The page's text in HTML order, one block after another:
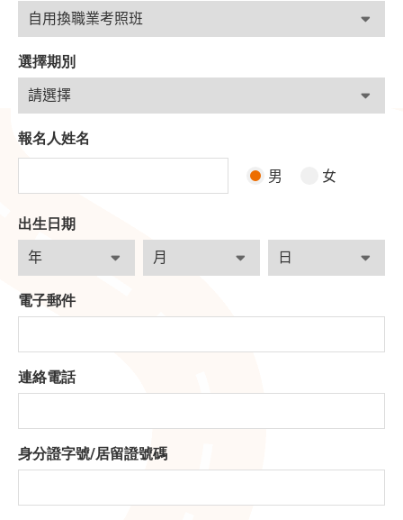
選擇期別
報名人姓名
男 女
出生日期
電子郵件
連絡電話
身分證字號/居留證號碼